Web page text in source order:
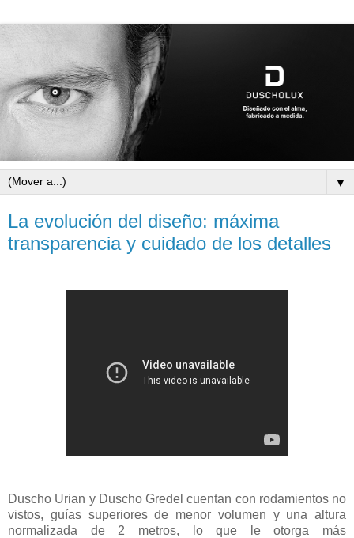
▼
La evolución del diseño: máxima
transparencia y cuidado de los detalles
Duscho Urian y Duscho Gredel cuentan con rodamientos no
vistos, guías superiores de menor volumen y una altura
normalizada de 2 metros, lo que le otorga más